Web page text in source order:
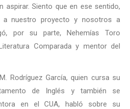
aspirar. Siento que en ese sentido,
a nuestro proyecto y nosotros a
por su parte, Nehemías Toro
Comparada y mentor del
Rodríguez García, quien cursa su
de Inglés y también se
en el CUA, habló sobre su